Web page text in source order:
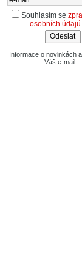
Souhlasím se
osobních údajů
Informace o novinkách
Váš e-mail.